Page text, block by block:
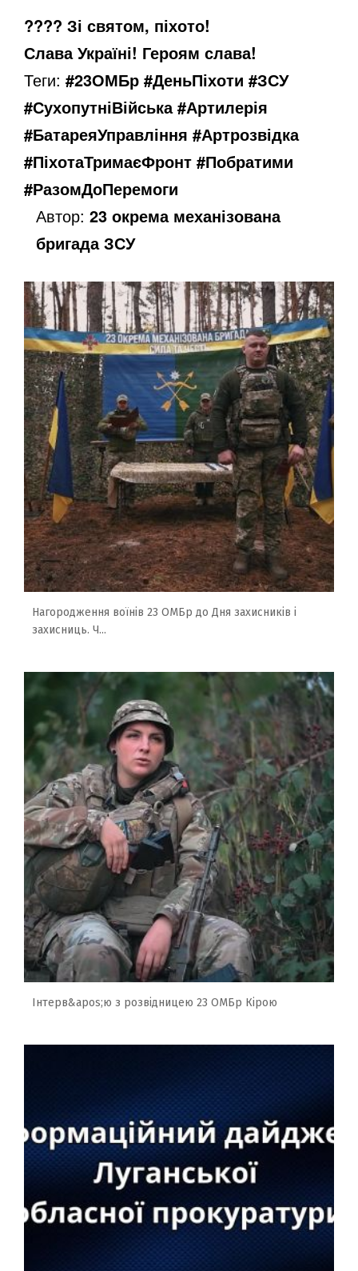
???? Зі святом, піхото!
Слава Україні! Героям слава!
Теги: #23ОМБр #ДеньПіхоти #ЗСУ
#СухопутніВійська #Артилерія
#БатареяУправління #Артрозвідка
#ПіхотаТримаєФронт #Побратими
#РазомДоПеремоги
Автор: 23 окрема механізована
бригада ЗСУ
Нагородження воїнів 23 ОМБр до Дня захисників і
захисниць. Ч...
Інтерв&apos;ю з розвідницею 23 ОМБр Кірою